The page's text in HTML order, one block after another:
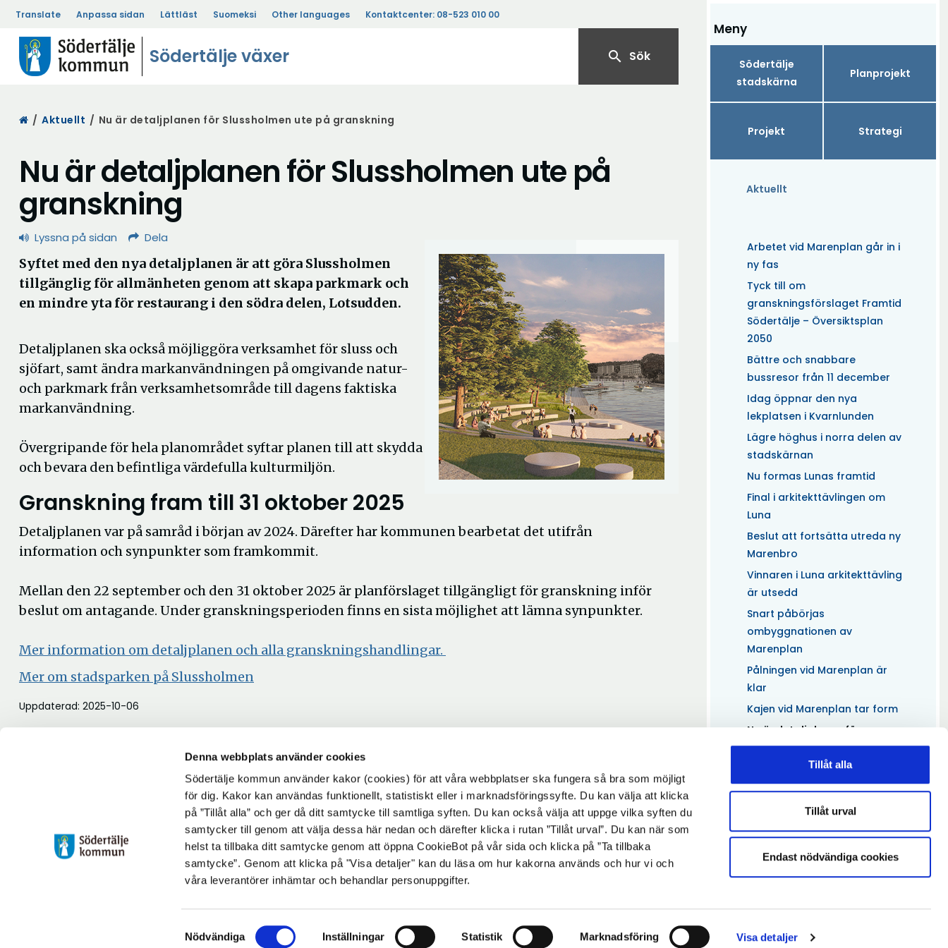
Denna webbplats använder cookies
Södertälje kommun använder kakor (cookies) för att våra webbplatser ska fungera så bra som möjligt
för dig. Kakor kan användas funktionellt, statistiskt eller i marknadsföringssyfte. Du kan välja att klicka
på ”Tillåt alla” och ger då ditt samtycke till samtliga syften. Du kan också välja att uppge vilka syften du
samtycker till genom att välja dessa här nedan och därefter klicka i rutan ”Tillåt urval”. Du kan när som
helst ta tillbaka ditt samtycke genom att öppna CookieBot på vår sida och klicka på ”Ta tillbaka
samtycke”. Genom att klicka på "Visa detaljer" kan du läsa om hur kakorna används och hur vi och
våra leverantörer inhämtar och behandlar personuppgifter.
Nödvändiga Inställningar Statistik Marknadsföring Visa detaljer
Tillåt alla
Tillåt urval
Endast nödvändiga cookies
Translate Anpassa sidan Lättläst Suomeksi Other languages Kontaktcenter: 08-523 010 00
Södertälje växer search Sök
Meny
Södertälje
stadskärna
Planprojekt
Projekt Strategi
Aktuellt
Arbetet vid Marenplan går in i
ny fas
Tyck till om
granskningsförslaget Framtid
Södertälje – Översiktsplan
2050
Bättre och snabbare
bussresor från 11 december
Idag öppnar den nya
lekplatsen i Kvarnlunden
Lägre höghus i norra delen av
stadskärnan
Nu formas Lunas framtid
Final i arkitekttävlingen om
Luna
Beslut att fortsätta utreda ny
Marenbro
Vinnaren i Luna arkitekttävling
är utsedd
Snart påbörjas
ombyggnationen av
Marenplan
Pålningen vid Marenplan är
klar
Kajen vid Marenplan tar form
Nu är detaljplanen för
Slussholmen ute på
(Aktuell)
Tyck till om stadsdelen Södra
Marenplan och Ekdalsgatan
Marenplan får ny yta
Start
/ Aktuellt / Nu är detaljplanen för Slussholmen ute på granskning
Nu är detaljplanen för Slussholmen ute på
granskning
Lyssna på sidan Dela
Syftet med den nya detaljplanen är att göra Slussholmen
tillgänglig för allmänheten genom att skapa parkmark och
en mindre yta för restaurang i den södra delen, Lotsudden.
Detaljplanen ska också möjliggöra verksamhet för sluss och
sjöfart, samt ändra markanvändningen på omgivande natur-
och parkmark från verk­samhetsområde till dagens faktiska
markan­vändning.
Övergripande för hela planområdet syftar planen till att skydda
och bevara den befintliga värdefulla kulturmiljön.
Granskning fram till 31 oktober 2025
Detaljplanen var på samråd i början av 2024. Därefter har kommunen bearbetat det utifrån
information och synpunkter som framkommit.
Mellan den 22 september och den 31 oktober 2025 är planförslaget tillgängligt för granskning inför
beslut om antagande. Under granskningsperioden finns en sista möjlighet att lämna synpunkter.
Mer information om detaljplanen och alla granskningshandlingar.
Mer om stadsparken på Slussholmen
Uppdaterad: 2025-10-06